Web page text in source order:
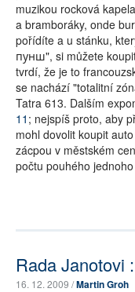
muzikou rocková
a bramboráky, onde
pořídíte a u stánku,
пунш", si můžete
tvrdí, že je to
se nachází "totalitní
Tatra 613. Dalším
11 ; nejspíš proto, aby
mohl dovolit koupit
zácpou v městském
počtu pouhého
Rada Janotovi
16. 12. 2009 /Martin Groh